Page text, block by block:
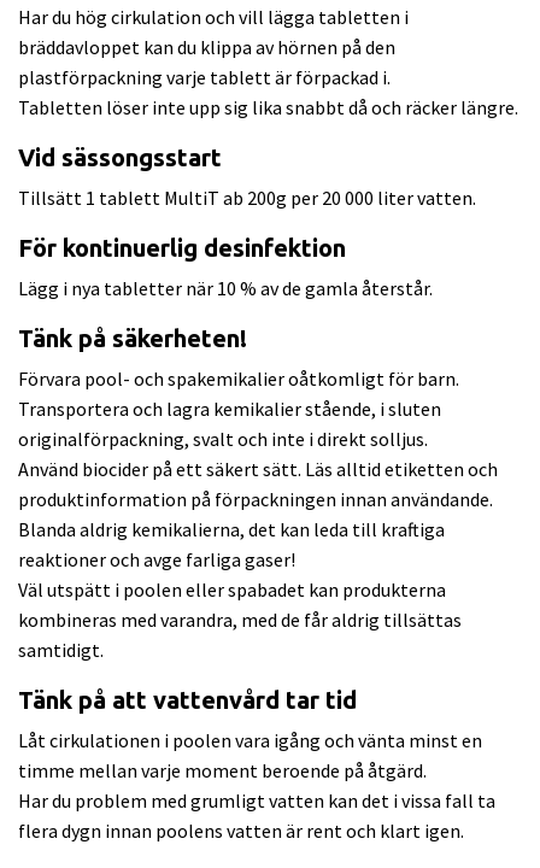
Har du hög cirkulation och vill lägga tabletten i
bräddavloppet kan du klippa av hörnen på den
plastförpackning varje tablett är förpackad i.
Tabletten löser inte upp sig lika snabbt då och räcker längre.
Vid sässongsstart
Tillsätt 1 tablett MultiT ab 200g per 20 000 liter vatten.
För kontinuerlig desinfektion
Lägg i nya tabletter när 10 % av de gamla återstår.
Tänk på säkerheten!
Förvara pool- och spakemikalier oåtkomligt för barn.
Transportera och lagra kemikalier stående, i sluten
originalförpackning, svalt och inte i direkt solljus.
Använd biocider på ett säkert sätt. Läs alltid etiketten och
produktinformation på förpackningen innan användande.
Blanda aldrig kemikalierna, det kan leda till kraftiga
reaktioner och avge farliga gaser!
Väl utspätt i poolen eller spabadet kan produkterna
kombineras med varandra, med de får aldrig tillsättas
samtidigt.
Tänk på att vattenvård tar tid
Låt cirkulationen i poolen vara igång och vänta minst en
timme mellan varje moment beroende på åtgärd.
Har du problem med grumligt vatten kan det i vissa fall ta
flera dygn innan poolens vatten är rent och klart igen.